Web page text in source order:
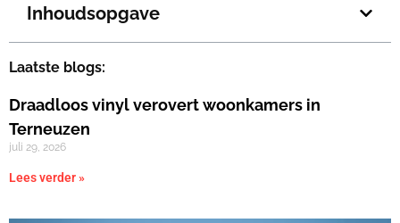
Inhoudsopgave
Laatste blogs:
Draadloos vinyl verovert woonkamers in
Terneuzen
juli 29, 2026
Lees verder »